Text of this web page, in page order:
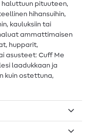
haluttuun pituuteen,
hihansuihin,
kauluksiin tai
ammattimaisen
hupparit,
asusteet: Cuff Me
laadukkaan ja
kuin ostettuna,